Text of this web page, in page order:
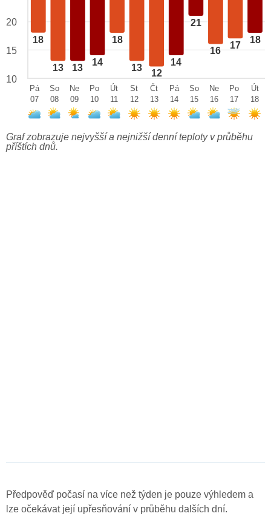
18
13 13
14
18
13
12
14
21
16
17
18
20
15
10
Pá
07
So
08
Ne
09
Po
10
Út
11
St
12
Čt
13
Pá
14
So
15
Ne
16
Po
17
Út
18
Graf zobrazuje nejvyšší a nejnižší denní teploty v průběhu
příštích dnů.
Předpověď počasí na více než týden je pouze výhledem a
lze očekávat její upřesňování v průběhu dalších dní.